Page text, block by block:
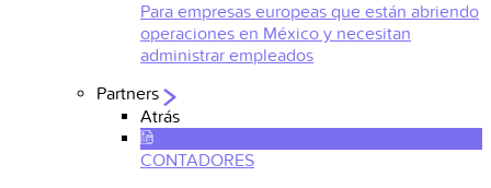
Para empresas europeas que están abriendo
operaciones en México y necesitan
administrar empleados
Partners
Atrás
CONTADORES